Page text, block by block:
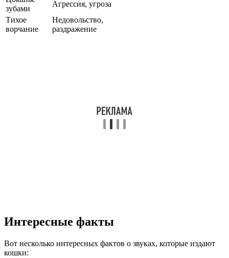
зубами
Агрессия, угроза
Тихое
ворчание
Недовольство,
раздражение
Интересные факты
Вот несколько интересных фактов о звуках, которые издают
кошки: